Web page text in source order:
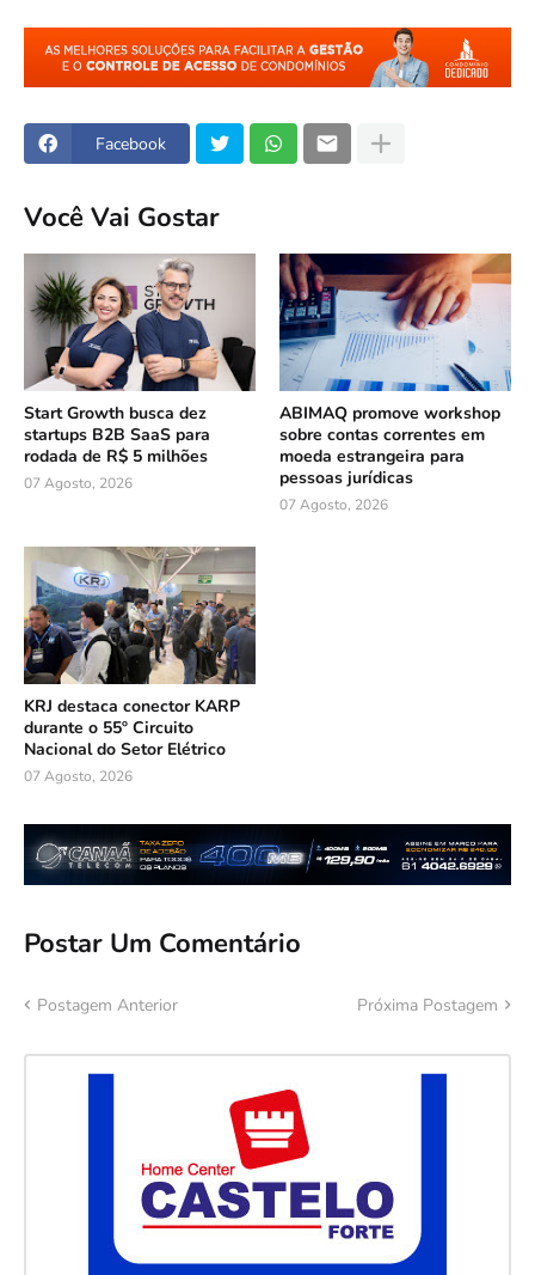
Facebook
Você Vai Gostar
Start Growth busca dez
startups B2B SaaS para
rodada de R$ 5 milhões
07 Agosto, 2026
ABIMAQ promove workshop
sobre contas correntes em
moeda estrangeira para
pessoas jurídicas
07 Agosto, 2026
KRJ destaca conector KARP
durante o 55º Circuito
Nacional do Setor Elétrico
07 Agosto, 2026
Postar Um Comentário
Postagem Anterior Próxima Postagem